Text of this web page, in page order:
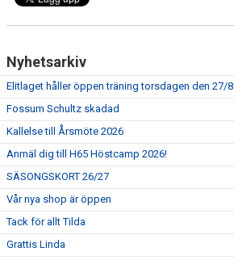
Nyhetsarkiv
Elitlaget håller öppen träning torsdagen den 27/8
Fossum Schultz skadad
Kallelse till Årsmöte 2026
Anmäl dig till H65 Höstcamp 2026!
SÄSONGSKORT 26/27
Vår nya shop är öppen
Tack för allt Tilda
Grattis Linda